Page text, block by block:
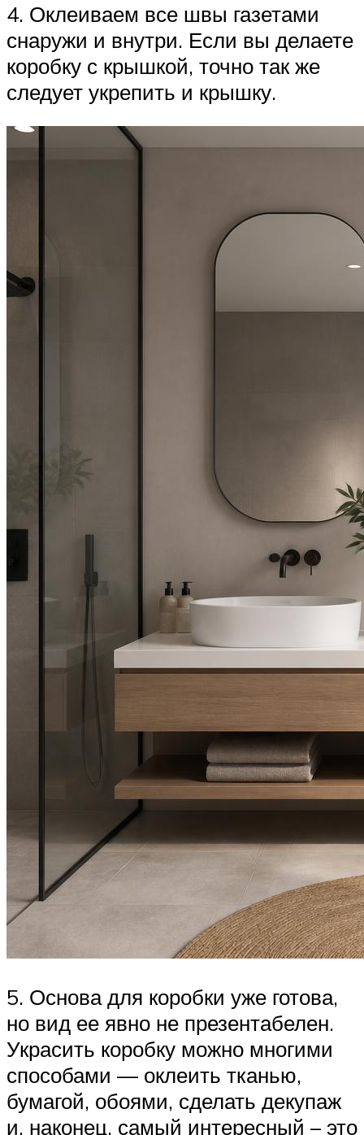
4. Оклеиваем все швы газетами
снаружи и внутри. Если вы делаете
коробку с крышкой, точно так же
следует укрепить и крышку.
5. Основа для коробки уже готова,
но вид ее явно не презентабелен.
Украсить коробку можно многими
способами — оклеить тканью,
бумагой, обоями, сделать декупаж
и, наконец, самый интересный – это